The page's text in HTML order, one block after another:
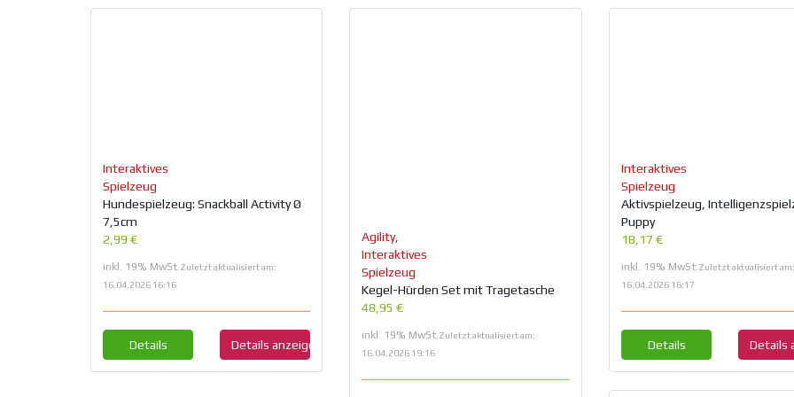
Interaktives
Spielzeug
Hundespielzeug: Snackball Activity Ø
7,5cm
2,99 €
inkl. 19% MwSt. Zuletzt aktualisiert am:
16.04.2026 16:16
Details Details anzeigen
Agility,
Interaktives
Spielzeug
Kegel-Hürden Set mit Tragetasche
48,95 €
inkl. 19% MwSt.Zuletzt aktualisiert am:
16.04.2026 19:16
Interaktives
Spielzeug
Aktivspielzeug,
Puppy
18,17 €
inkl. 19% MwSt. Zuletzt aktualisiert am:
16.04.2026 16:17
Details Details